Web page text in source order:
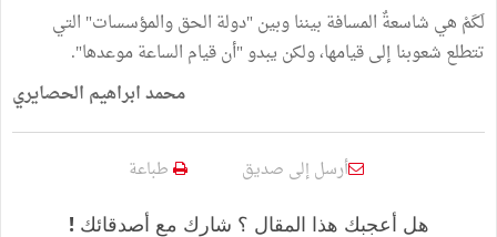
لَكَمْ هي شاسعةٌ المسافة بيننا وبين "دولة الحق والمؤسسات" التي
تتطلع شعوبنا إلى قيامها، ولكن يبدو "أن قيام الساعة موعدها".
محمد ابراهيم الحصايري
أرسل إلى صديق طباعة
هل أعجبك هذا المقال ؟ شارك مع أصدقائك !